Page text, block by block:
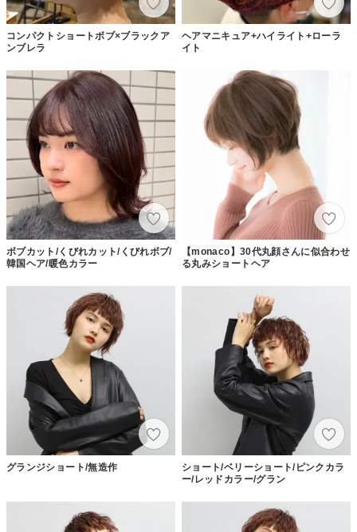
コンパクトショートボブ×ブラックア
ンブレラ
ヘアマニキュア+ハイライト+ローラ
イト
ボブカット/くびれカット/くびれボブ/
韓国ヘア/暖色カラー
【monaco】30代丸顔さんに似合わせ
る丸みショートヘア
グランジショート/無造作
ショート/ベリーショート/ピンクカラ
ー/レッドカラー/グラン